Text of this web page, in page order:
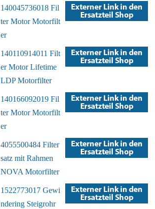
140045736018 Fil
ter Motor Motorfilt
er
140110914011 Filt
er Motor Lifetime
LDP Motorfilter
140166092019 Fil
ter Motor Motorfilt
er
4055500484 Filter
satz mit Rahmen
NOVA Motorfilter
1522773017 Gewi
ndering Steigrohr